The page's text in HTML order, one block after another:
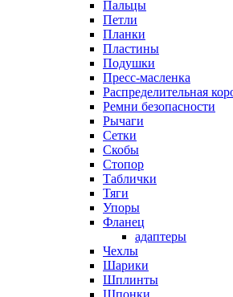
Пальцы
Петли
Планки
Пластины
Подушки
Пресс-масленка
Распределительная
Ремни безопасности
Рычаги
Сетки
Скобы
Стопор
Таблички
Тяги
Упоры
Фланец
адаптеры
Чехлы
Шарики
Шплинты
Шпонки